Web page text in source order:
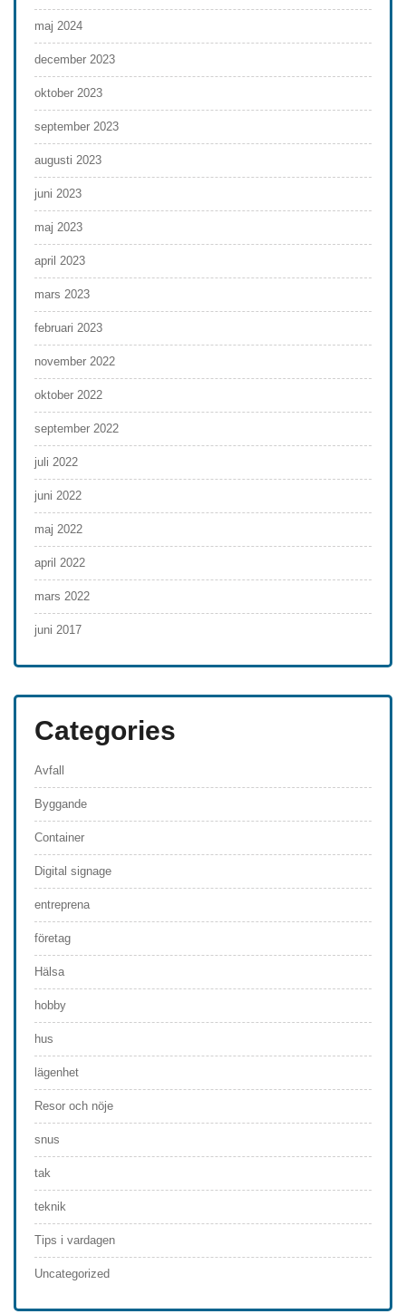
maj 2024
december 2023
oktober 2023
september 2023
augusti 2023
juni 2023
maj 2023
april 2023
mars 2023
februari 2023
november 2022
oktober 2022
september 2022
juli 2022
juni 2022
maj 2022
april 2022
mars 2022
juni 2017
Categories
Avfall
Byggande
Container
Digital signage
entreprena
företag
Hälsa
hobby
hus
lägenhet
Resor och nöje
snus
tak
teknik
Tips i vardagen
Uncategorized